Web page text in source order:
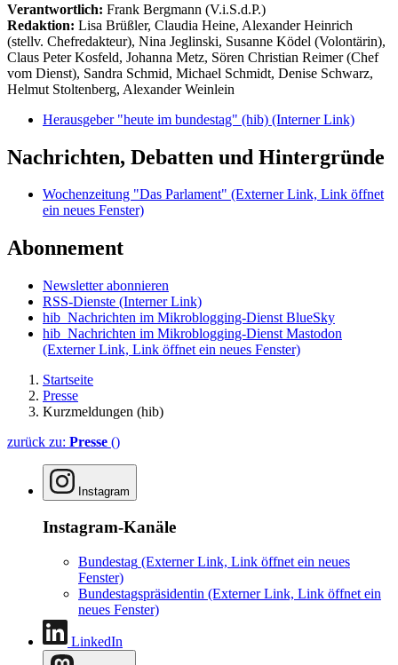
Verantwortlich: Frank Bergmann (V.i.S.d.P.)
Redaktion: Lisa Brüßler, Claudia Heine, Alexander Heinrich
(stellv. Chefredakteur), Nina Jeglinski, Susanne Ködel (Volontärin),
Claus Peter Kosfeld, Johanna Metz, Sören Christian Reimer (Chef
vom Dienst), Sandra Schmid, Michael Schmidt, Denise Schwarz,
Helmut Stoltenberg, Alexander Weinlein
Herausgeber "heute im bundestag" (hib) (Interner Link)
Nachrichten, Debatten und Hintergründe
Wochenzeitung "Das Parlament" (Externer Link, Link öffnet
ein neues Fenster)
Abonnement
Newsletter abonnieren
RSS-Dienste (Interner Link)
hib_Nachrichten im Mikroblogging-Dienst BlueSky
hib_Nachrichten im Mikroblogging-Dienst Mastodon
(Externer Link, Link öffnet ein neues Fenster)
Startseite
Presse
Kurzmeldungen (hib)
zurück zu: Presse ()
Instagram
Instagram-Kanäle
Bundestag (Externer Link, Link öffnet ein neues
Fenster)
Bundestagspräsidentin (Externer Link, Link öffnet ein
neues Fenster)
LinkedIn